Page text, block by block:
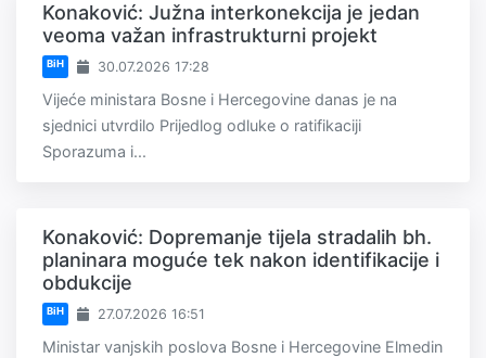
Konaković: Južna interkonekcija je jedan
veoma važan infrastrukturni projekt
BiH 30.07.2026 17:28
Vijeće ministara Bosne i Hercegovine danas je na
sjednici utvrdilo Prijedlog odluke o ratifikaciji
Sporazuma i...
Konaković: Dopremanje tijela stradalih bh.
planinara moguće tek nakon identifikacije i
obdukcije
BiH 27.07.2026 16:51
Ministar vanjskih poslova Bosne i Hercegovine Elmedin